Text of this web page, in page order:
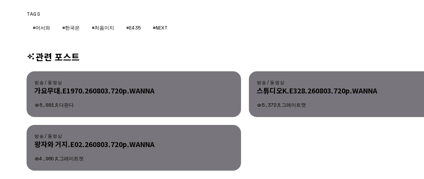
TAGS
#어서와
#한국은 #처음이지 #E435 #NEXT
관련 포스트
방송/동영상
방송/동영상
가요무대.E1970.260803.720p.WANNA
5,881 다판다
방송/동영상
방송/동영상
왕자와 거지.E02.260803.720p.WANNA
4,960 그레이트캣
방송/동영상
방송/동영상
스튜디오K.E328.260803.720p.WANNA
5,372 그레이트캣